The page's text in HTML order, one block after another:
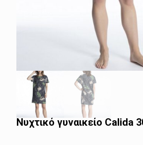
Νυχτικό γυναικείο Calida